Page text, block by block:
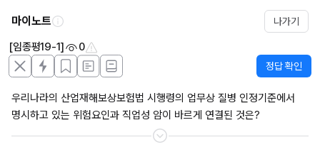
마이노트 나가기
[임종평19-1] 0
정답 확인
우리나라의 산업재해보상보험법 시행령의 업무상 질병 인정기준에서
명시하고 있는 위험요인과 직업성 암이 바르게 연결된 것은?